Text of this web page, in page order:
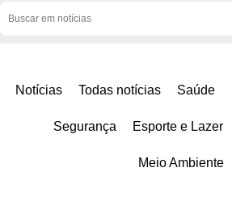
Notícias Todas notícias Saúde
Segurança Esporte e Lazer
Meio Ambiente